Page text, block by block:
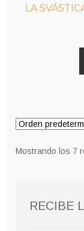
LA
Mostrando los 7
RECIBE